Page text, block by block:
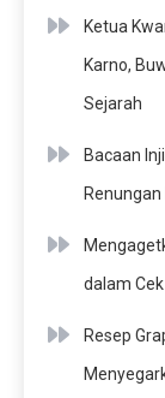
Ketua
Karno,
Sejarah
Bacaan
Renungan
dalam
Resep